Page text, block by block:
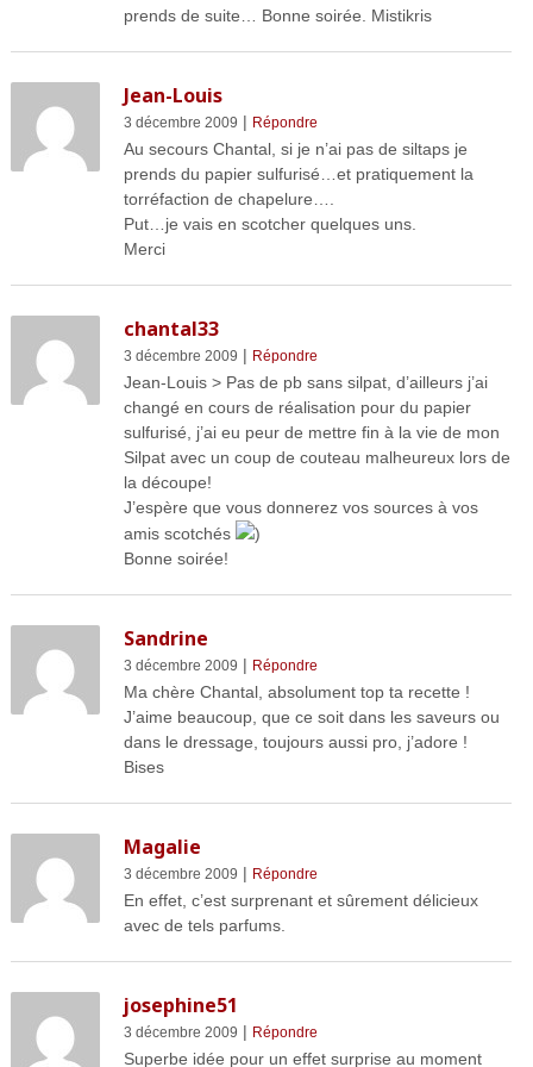
prends de suite… Bonne soirée. Mistikris
Jean-Louis
3 décembre 2009 | Répondre
Au secours Chantal, si je n’ai pas de siltaps je
prends du papier sulfurisé…et pratiquement la
torréfaction de chapelure….
Put…je vais en scotcher quelques uns.
Merci
chantal33
3 décembre 2009 | Répondre
Jean-Louis > Pas de pb sans silpat, d’ailleurs j’ai
changé en cours de réalisation pour du papier
sulfurisé, j’ai eu peur de mettre fin à la vie de mon
Silpat avec un coup de couteau malheureux lors de
la découpe!
J’espère que vous donnerez vos sources à vos
amis scotchés
)
Bonne soirée!
Sandrine
3 décembre 2009 | Répondre
Ma chère Chantal, absolument top ta recette !
J’aime beaucoup, que ce soit dans les saveurs ou
dans le dressage, toujours aussi pro, j’adore !
Bises
Magalie
3 décembre 2009 | Répondre
En effet, c’est surprenant et sûrement délicieux
avec de tels parfums.
josephine51
3 décembre 2009 | Répondre
Superbe idée pour un effet surprise au moment